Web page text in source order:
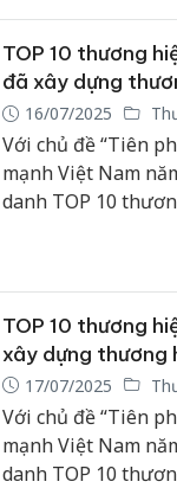
vững.
TOP 10 thương
đã xây dựng
16/07/2025
Với chủ đề “Tiên
mạnh Việt Nam
danh TOP 10
vững.
TOP 10 thương
xây dựng thương
17/07/2025
Với chủ đề “Tiên
mạnh Việt Nam
danh TOP 10